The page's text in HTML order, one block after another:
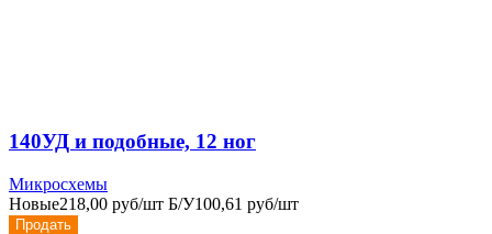
140УД и подобные, 12 ног
Микросхемы
Новые218,00 руб/шт Б/У100,61 руб/шт
Продать